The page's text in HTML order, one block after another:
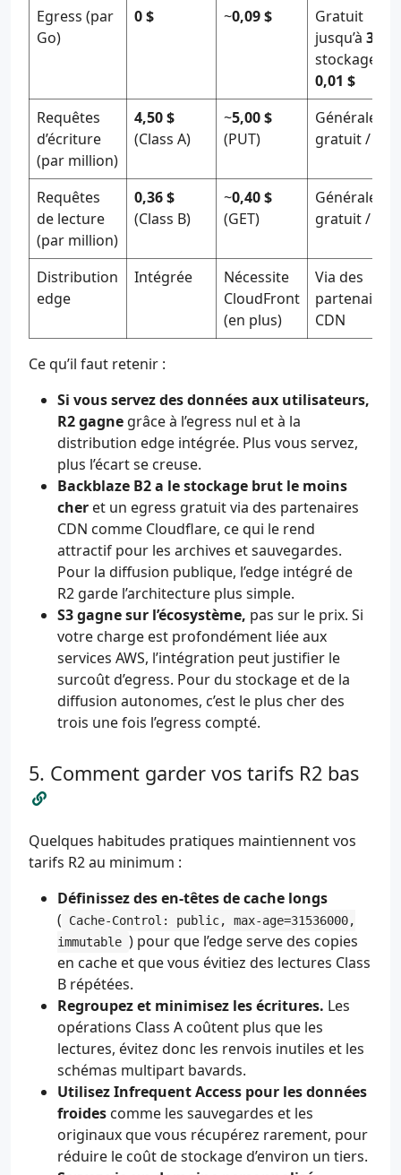
Egress (par
Go)
0 $ ~0,09 $
Gratuit
jusqu’à 3x
stockage,
0,01 $
Requêtes
d’écriture
(par million)
4,50 $
(Class A)
~5,00 $
(PUT)
gratuit /
Requêtes
de lecture
(par million)
0,36 $
(Class B)
~0,40 $
(GET)
gratuit /
Distribution
edge
Intégrée
Nécessite
CloudFront
(en plus)
Via des
partenaires
CDN
Ce qu’il faut retenir :
Si vous servez des données aux utilisateurs,
R2 gagne grâce à l’egress nul et à la
distribution edge intégrée. Plus vous servez,
plus l’écart se creuse.
Backblaze B2 a le stockage brut le moins
cher et un egress gratuit via des partenaires
CDN comme Cloudflare, ce qui le rend
attractif pour les archives et sauvegardes.
Pour la diffusion publique, l’edge intégré de
R2 garde l’architecture plus simple.
S3 gagne sur l’écosystème, pas sur le prix. Si
votre charge est profondément liée aux
services AWS, l’intégration peut justifier le
surcoût d’egress. Pour du stockage et de la
diffusion autonomes, c’est le plus cher des
trois une fois l’egress compté.
Comment garder vos tarifs R2 bas
Quelques habitudes pratiques maintiennent vos
tarifs R2 au minimum :
Définissez des en-têtes de cache longs
(
Cache-Control: public, max-age=31536000,
immutable ) pour que l’edge serve des copies
en cache et que vous évitiez des lectures Class
B répétées.
Regroupez et minimisez les écritures. Les
opérations Class A coûtent plus que les
lectures, évitez donc les renvois inutiles et les
schémas multipart bavards.
Utilisez Infrequent Access pour les données
froides comme les sauvegardes et les
originaux que vous récupérez rarement, pour
réduire le coût de stockage d’environ un tiers.